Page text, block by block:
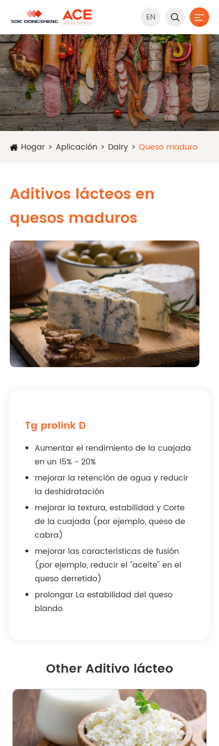
EN  
Hogar Aplicación Dairy Queso maduro
Aditivos lácteos en
quesos maduros
Tg prolink D
Aumentar el rendimiento de la cuajada
en un 15% - 20%
mejorar la retención de agua y reducir
la deshidratación
mejorar la textura, estabilidad y Corte
de la cuajada (por ejemplo, queso de
cabra)
mejorar las características de fusión
(por ejemplo, reducir el "aceite" en el
queso derretido)
prolongar La estabilidad del queso
blando
Other Aditivo lácteo